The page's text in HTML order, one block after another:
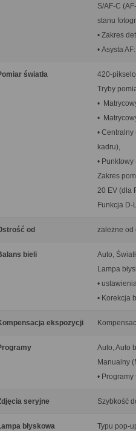
S/AF-C
stanu
• Zakres
• Asysta
światła
420-
Tryby
•
•
•
kadru),
•
Zakres
20 EV (dla
Funkcja D-
od zależne od
bieli
Auto,
Lampa
•
• Korekcja
ekspozycji
Auto, Auto
Manualny
•
seryjne Szybkość
błyskowa
Typu pop-